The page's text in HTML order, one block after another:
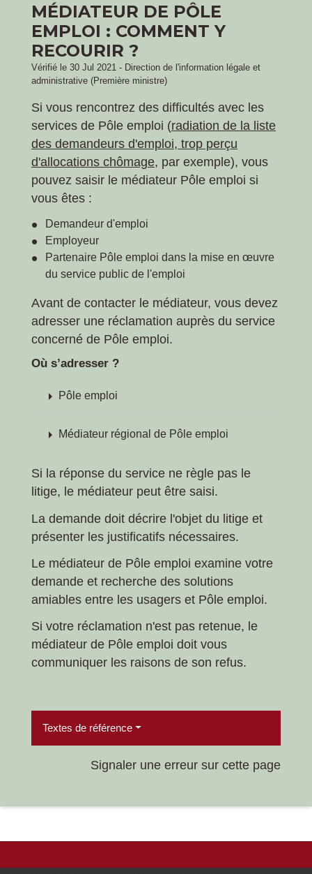
MÉDIATEUR DE PÔLE
EMPLOI : COMMENT Y
RECOURIR ?
Vérifié le 30 Jul 2021 - Direction de l'information légale et
administrative (Première ministre)
Si vous rencontrez des difficultés avec les
services de Pôle emploi (radiation de la liste
des demandeurs d'emploi, trop perçu
d'allocations chômage, par exemple), vous
pouvez saisir le médiateur Pôle emploi si
vous êtes :
Demandeur d'emploi
Employeur
Partenaire Pôle emploi dans la mise en œuvre
du service public de l'emploi
Avant de contacter le médiateur, vous devez
adresser une réclamation auprès du service
concerné de Pôle emploi.
Où s’adresser ?
arrow_right Pôle emploi
arrow_right Médiateur régional de Pôle emploi
Si la réponse du service ne règle pas le
litige, le médiateur peut être saisi.
La demande doit décrire l'objet du litige et
présenter les justificatifs nécessaires.
Le médiateur de Pôle emploi examine votre
demande et recherche des solutions
amiables entre les usagers et Pôle emploi.
Si votre réclamation n'est pas retenue, le
médiateur de Pôle emploi doit vous
communiquer les raisons de son refus.
Textes de référence
Signaler une erreur sur cette page